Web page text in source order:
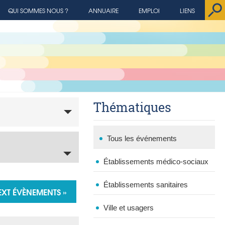
LIENS
EMPLOI
ANNUAIRE
QUI SOMMES NOUS ?
ÉVÈNEMENTS »
Thématiques
Tous les événements
Établissements médico-sociaux
Établissements sanitaires
Ville et usagers